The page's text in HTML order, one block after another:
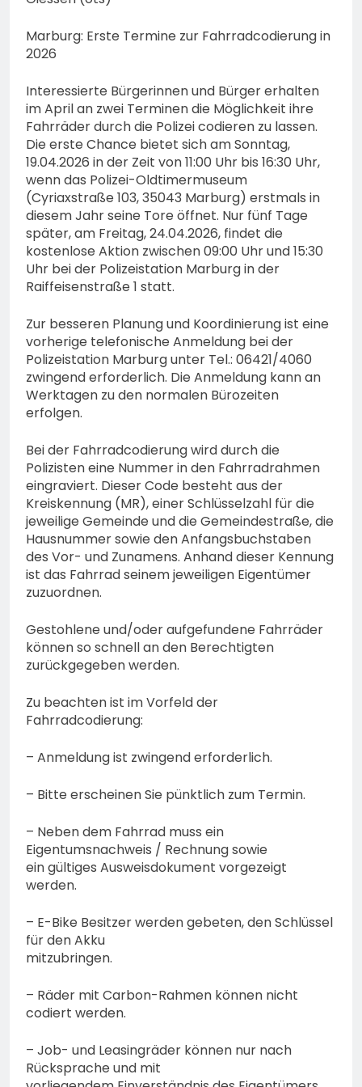
Marburg: Erste Termine zur Fahrradcodierung in
2026
Interessierte Bürgerinnen und Bürger erhalten
im April an zwei Terminen die Möglichkeit ihre
Fahrräder durch die Polizei codieren zu lassen.
Die erste Chance bietet sich am Sonntag,
19.04.2026 in der Zeit von 11:00 Uhr bis 16:30 Uhr,
wenn das Polizei-Oldtimermuseum
(Cyriaxstraße 103, 35043 Marburg) erstmals in
diesem Jahr seine Tore öffnet. Nur fünf Tage
später, am Freitag, 24.04.2026, findet die
kostenlose Aktion zwischen 09:00 Uhr und 15:30
Uhr bei der Polizeistation Marburg in der
Raiffeisenstraße 1 statt.
Zur besseren Planung und Koordinierung ist eine
vorherige telefonische Anmeldung bei der
Polizeistation Marburg unter Tel.: 06421/4060
zwingend erforderlich. Die Anmeldung kann an
Werktagen zu den normalen Bürozeiten
erfolgen.
Bei der Fahrradcodierung wird durch die
Polizisten eine Nummer in den Fahrradrahmen
eingraviert. Dieser Code besteht aus der
Kreiskennung (MR), einer Schlüsselzahl für die
jeweilige Gemeinde und die Gemeindestraße, die
Hausnummer sowie den Anfangsbuchstaben
des Vor- und Zunamens. Anhand dieser Kennung
ist das Fahrrad seinem jeweiligen Eigentümer
zuzuordnen.
Gestohlene und/oder aufgefundene Fahrräder
können so schnell an den Berechtigten
zurückgegeben werden.
Zu beachten ist im Vorfeld der
Fahrradcodierung:
– Anmeldung ist zwingend erforderlich.
– Bitte erscheinen Sie pünktlich zum Termin.
– Neben dem Fahrrad muss ein
Eigentumsnachweis / Rechnung sowie
ein gültiges Ausweisdokument vorgezeigt
werden.
– E-Bike Besitzer werden gebeten, den Schlüssel
für den Akku
mitzubringen.
– Räder mit Carbon-Rahmen können nicht
codiert werden.
– Job- und Leasingräder können nur nach
Rücksprache und mit